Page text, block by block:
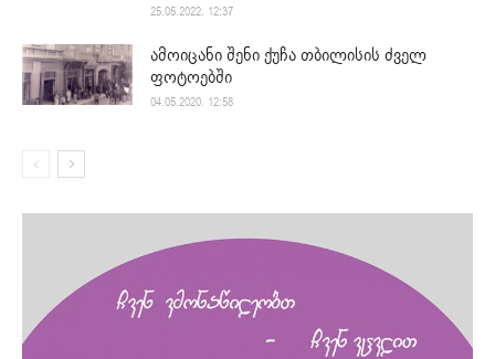
25.05.2022. 12:37
ამოიცანი შენი ქუჩა თბილისის ძველ
ფოტოებში
04.05.2020. 12:58